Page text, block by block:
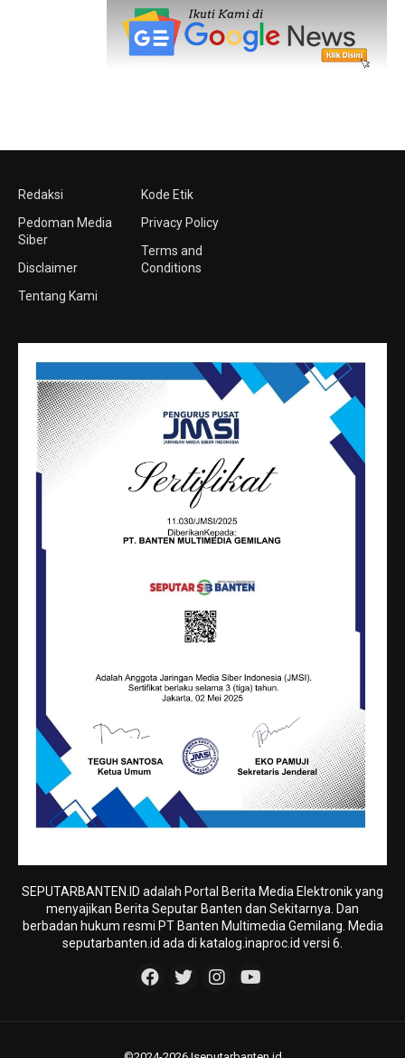
Redaksi
Pedoman Media
Siber
Disclaimer
Tentang Kami
Kode Etik
Privacy Policy
Terms and
Conditions
SEPUTARBANTEN.ID adalah Portal Berita Media Elektronik yang
menyajikan Berita Seputar Banten dan Sekitarnya. Dan
berbadan hukum resmi PT Banten Multimedia Gemilang. Media
seputarbanten.id ada di katalog.inaproc.id versi 6.